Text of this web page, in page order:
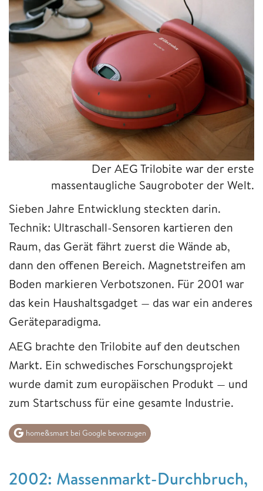
Der AEG Trilobite war der erste
massentaugliche Saugroboter der Welt.
Sieben Jahre Entwicklung steckten darin.
Technik: Ultraschall-Sensoren kartieren den
Raum, das Gerät fährt zuerst die Wände ab,
dann den offenen Bereich. Magnetstreifen am
Boden markieren Verbotszonen. Für 2001 war
das kein Haushaltsgadget — das war ein anderes
Geräteparadigma.
AEG brachte den Trilobite auf den deutschen
Markt. Ein schwedisches Forschungsprojekt
wurde damit zum europäischen Produkt — und
zum Startschuss für eine gesamte Industrie.
home&smart bei Google bevorzugen
2002: Massenmarkt-Durchbruch,